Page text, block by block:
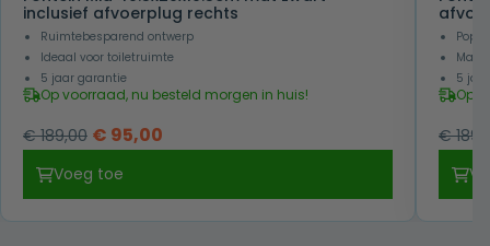
inclusief afvoerplug rechts
Ruimtebesparend ontwerp
Ideaal voor toiletruimte
5 jaar garantie
Op voorraad, nu besteld morgen in huis!
€189,00 Oorspronkelijke
was:
€ 189,00.
€ 95,00
€ 95,00.
Voeg toe
5
Op
€